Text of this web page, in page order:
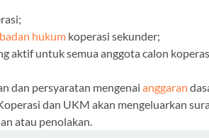
badan hukum koperasi sekunder;
aktif untuk semua anggota calon
dan persyaratan mengenaianggaran
dan UKM akan mengeluarkan
atau penolakan.